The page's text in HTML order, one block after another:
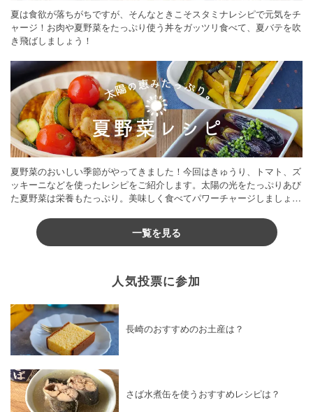
夏は食欲が落ちがちですが、そんなときこそスタミナレシピで元気をチ
ャージ！お肉や夏野菜をたっぷり使う丼をガッツリ食べて、夏バテを吹
き飛ばしましょう！
夏野菜のおいしい季節がやってきました！今回はきゅうり、トマト、ズ
ッキーニなどを使ったレシピをご紹介します。太陽の光をたっぷりあび
た夏野菜は栄養もたっぷり。美味しく食べてパワーチャージしましょう
一覧を見る
人気投票に参加
長崎のおすすめのお土産は？
さば水煮缶を使うおすすめレシピは？